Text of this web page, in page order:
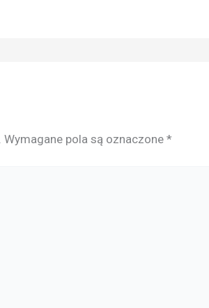
Wymagane pola są oznaczone *